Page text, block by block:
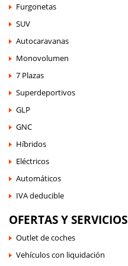
Furgonetas
SUV
Autocaravanas
Monovolumen
7 Plazas
Superdeportivos
GLP
GNC
Híbridos
Eléctricos
Automáticos
IVA deducible
OFERTAS Y SERVICIOS
Outlet de coches
Vehículos con liquidación